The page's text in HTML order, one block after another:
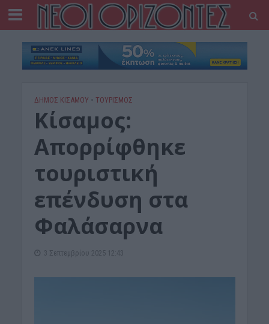
ΔΉΜΟΣ ΚΙΣΆΜΟΥ • ΤΟΥΡΙΣΜΟΣ
Kίσαμος:
Απορρίφθηκε
τουριστική
επένδυση στα
Φαλάσαρνα
3 Σεπτεμβρίου 2025 12:43